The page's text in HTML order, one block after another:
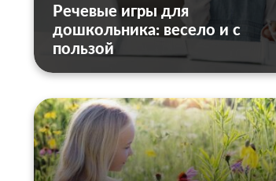
Речевые игры для
дошкольника: весело и с
пользой